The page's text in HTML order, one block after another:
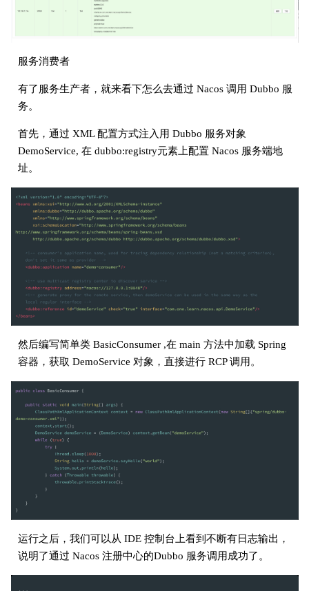
服务消费者
有了服务生产者，就来看下怎么去通过 Nacos 调用 Dubbo 服
务。
首先，通过 XML 配置方式注入用 Dubbo 服务对象
DemoService, 在 dubbo:registry元素上配置 Nacos 服务端地
址。
然后编写简单类 BasicConsumer ,在 main 方法中加载 Spring
容器，获取 DemoService 对象，直接进行 RCP 调用。
运行之后，我们可以从 IDE 控制台上看到不断有日志输出，
说明了通过 Nacos 注册中心的Dubbo 服务调用成功了。